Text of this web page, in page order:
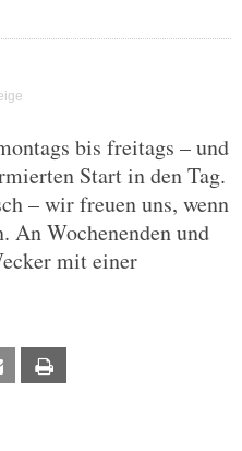
bis freitags – und
Start in den Tag.
– wir freuen uns, wenn
An Wochenenden und
mit einer
Email